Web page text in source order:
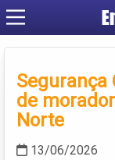
Segurança
de
Norte
13/06/2026